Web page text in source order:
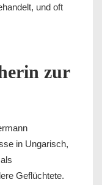
und oft
zur
in Ungarisch,
Geflüchtete.